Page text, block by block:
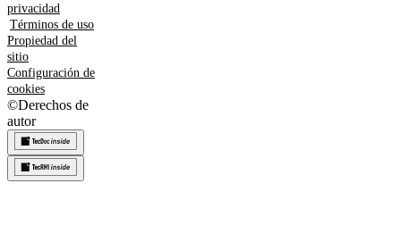
privacidad
Términos de uso
Propiedad del
sitio
Configuración de
cookies
©Derechos de
autor